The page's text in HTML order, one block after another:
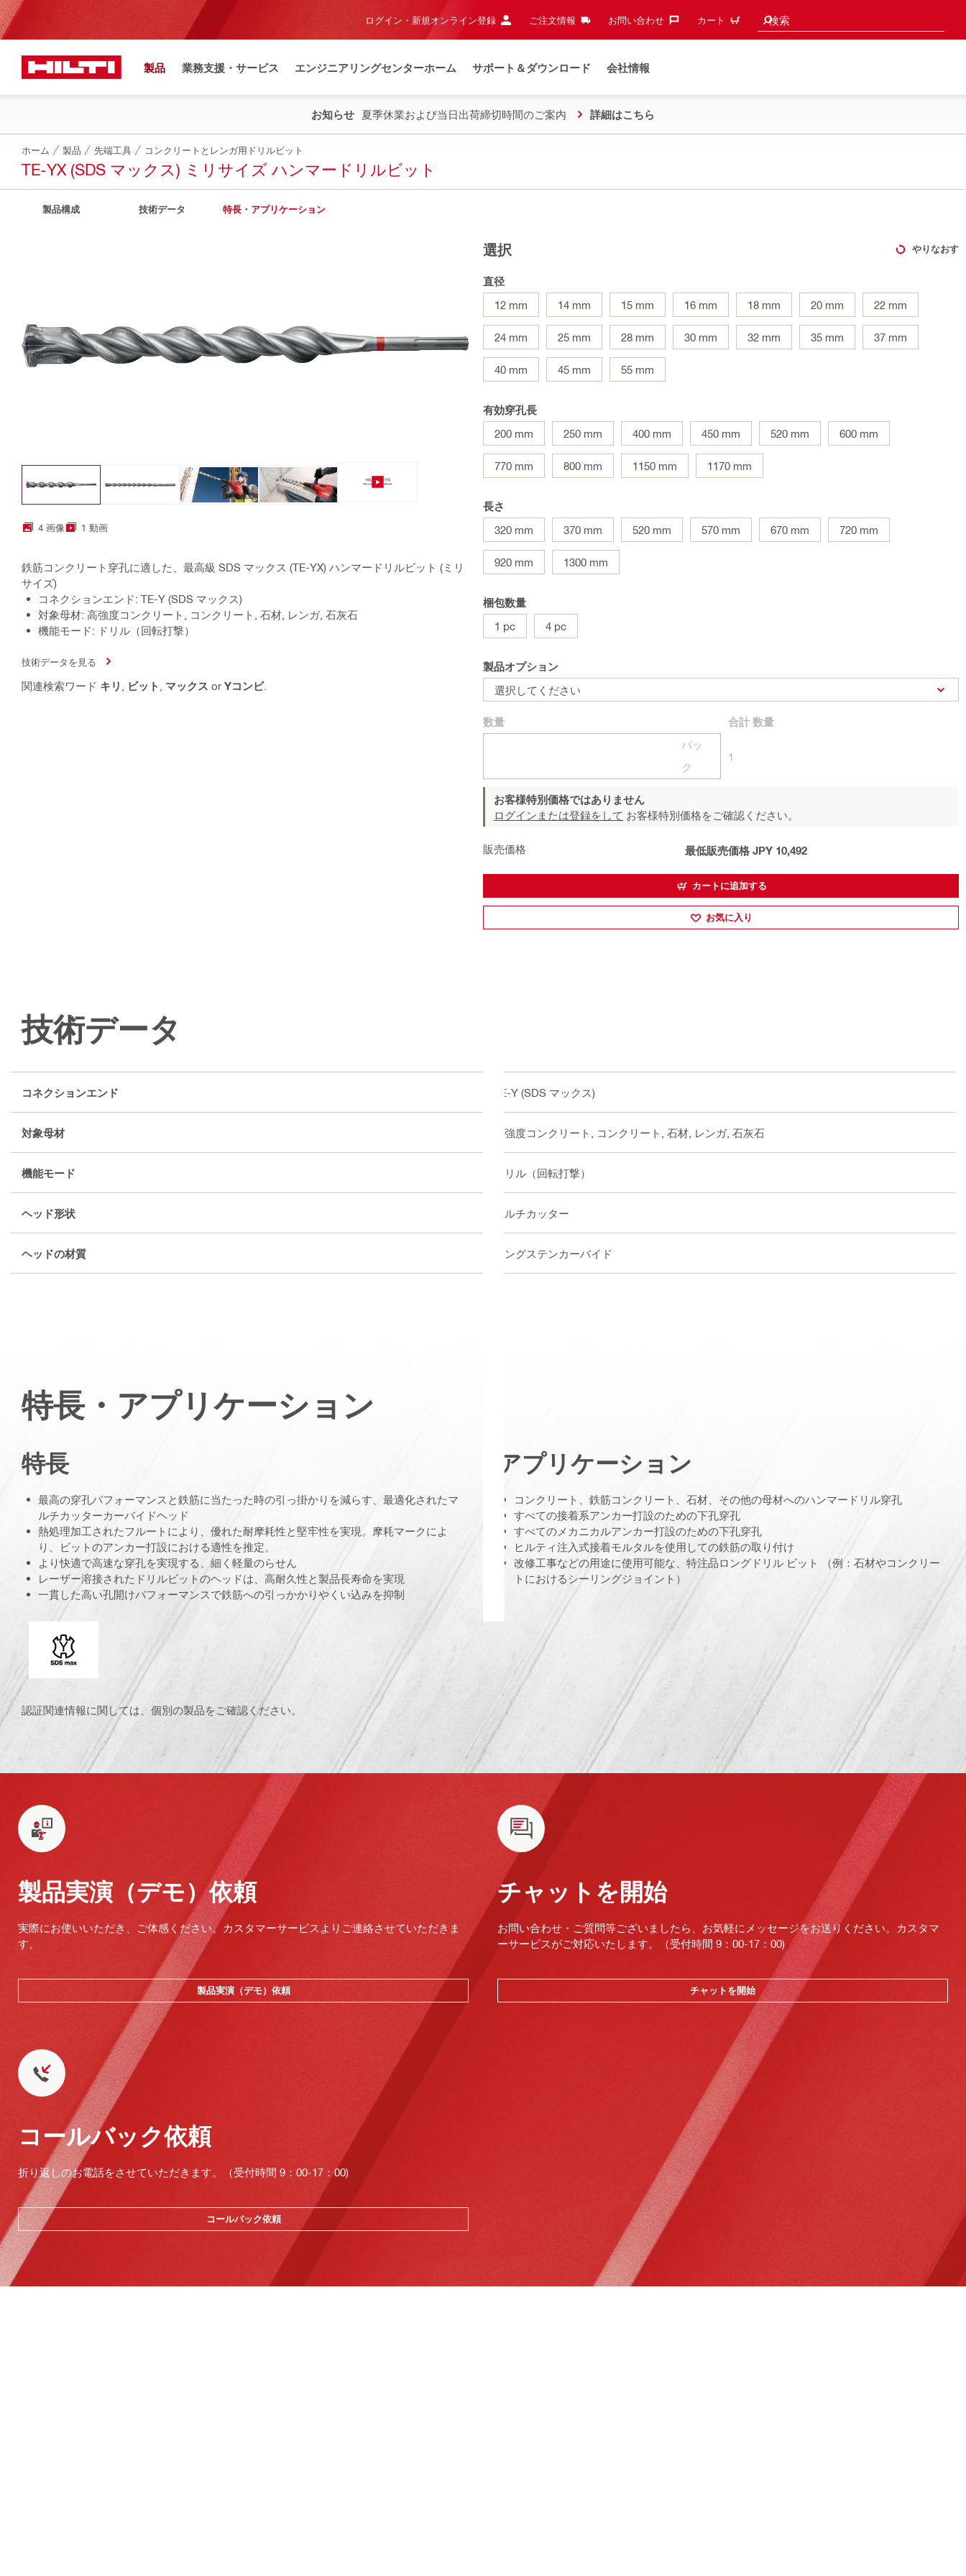
ログイン・新規オンライン登録 ご注文情報 お問い合わせ‎ カート 検索
検索候補
製品 業務支援・サービス エンジニアリングセンターホーム サポート＆ダウンロード 会社情報
お知らせ 夏季休業および当日出荷締切時間のご案内 詳細はこちら
ホーム 製品 先端工具 コンクリートとレンガ用ドリルビット
TE-YX (SDS マックス) ミリサイズ ハンマードリルビット
製品構成 技術データ 特長・アプリケーション
4 画像 1 動画
鉄筋コンクリート穿孔に適した、最高級 SDS マックス (TE-YX) ハンマードリルビット (ミリ
サイズ)
コネクションエンド: TE-Y (SDS マックス)
対象母材: 高強度コンクリート, コンクリート, 石材, レンガ, 石灰石
機能モード: ドリル（回転打撃）
技術データを見る
関連検索ワード キリ ビット マックス or Yコンビ.
選択 やりなおす
直径
12 mm
14 mm 15 mm 16 mm 18 mm 20 mm 22 mm
24 mm 25 mm 28 mm 30 mm 32 mm 35 mm 37 mm
40 mm 45 mm 55 mm
有効穿孔長
200 mm
250 mm 400 mm 450 mm 520 mm 600 mm
770 mm 800 mm 1150 mm 1170 mm
長さ
320 mm
370 mm 520 mm 570 mm 670 mm 720 mm
920 mm 1300 mm
梱包数量
1 pc
4 pc
製品オプション
選択してください
数量
パッ
ク
合計 数量
1
お客様特別価格ではありません
ログインまたは登録をして お客様特別価格をご確認ください。
販売価格 最低販売価格 JPY 10,492
カートに追加する
お気に入り
技術データ
コネクションエンド TE-Y (SDS マックス)
対象母材 高強度コンクリート, コンクリート, 石材, レンガ, 石灰石
機能モード ドリル（回転打撃）
ヘッド形状 マルチカッター
ヘッドの材質 タングステンカーバイド
特長・アプリケーション
特長
最高の穿孔パフォーマンスと鉄筋に当たった時の引っ掛かりを減らす、最適化されたマ
ルチカッターカーバイドヘッド
熱処理加工されたフルートにより、優れた耐摩耗性と堅牢性を実現。摩耗マークによ
り、ビットのアンカー打設における適性を推定。
より快適で高速な穿孔を実現する、細く軽量のらせん
レーザー溶接されたドリルビットのヘッドは、高耐久性と製品長寿命を実現
一貫した高い孔開けパフォーマンスで鉄筋への引っかかりやくい込みを抑制
コネクションエンド
アプリケーション
コンクリート、鉄筋コンクリート、石材、その他の母材へのハンマードリル穿孔
すべての接着系アンカー打設のための下孔穿孔
すべてのメカニカルアンカー打設のための下孔穿孔
ヒルティ注入式接着モルタルを使用しての鉄筋の取り付け
改修工事などの用途に使用可能な、特注品ロングドリル ビット （例：石材やコンクリー
トにおけるシーリングジョイント）
認証関連情報に関しては、個別の製品をご確認ください。
製品実演（デモ）依頼
実際にお使いいただき、ご体感ください。カスタマーサービスよりご連絡させていただきま
す。
製品実演（デモ）依頼
チャットを開始
お問い合わせ・ご質問等ございましたら、お気軽にメッセージをお送りください。カスタマ
ーサービスがご対応いたします。（受付時間 9：00-17：00)
チャットを開始
コールバック依頼
折り返しのお電話をさせていただきます。（受付時間 9：00-17：00)
コールバック依頼